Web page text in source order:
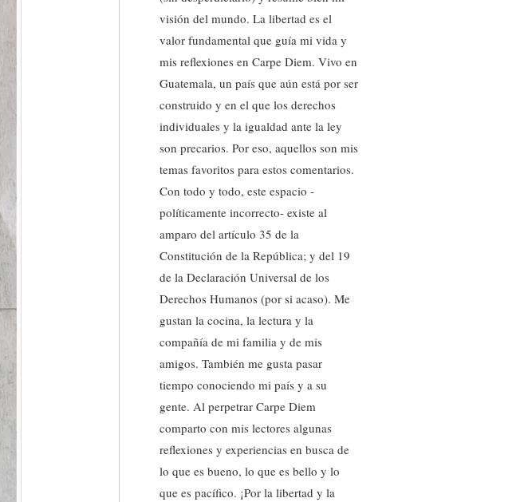
visión del mundo. La libertad es el
valor fundamental que guía mi vida y
mis reflexiones en Carpe Diem. Vivo en
Guatemala, un país que aún está por ser
construido y en el que los derechos
individuales y la igualdad ante la ley
son precarios. Por eso, aquellos son mis
temas favoritos para estos comentarios.
Con todo y todo, este espacio -
políticamente incorrecto- existe al
amparo del artículo 35 de la
Constitución de la República; y del 19
de la Declaración Universal de los
Derechos Humanos (por si acaso). Me
gustan la cocina, la lectura y la
compañía de mi familia y de mis
amigos. También me gusta pasar
tiempo conociendo mi país y a su
gente. Al perpetrar Carpe Diem
comparto con mis lectores algunas
reflexiones y experiencias en busca de
lo que es bueno, lo que es bello y lo
que es pacífico. ¡Por la libertad y la